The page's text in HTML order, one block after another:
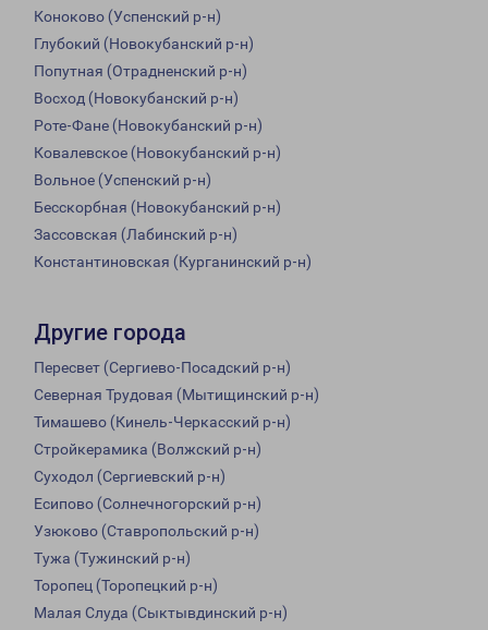
Коноково (Успенский р-н)
Глубокий (Новокубанский р-н)
Попутная (Отрадненский р-н)
Восход (Новокубанский р-н)
Роте-Фане (Новокубанский р-н)
Ковалевское (Новокубанский р-н)
Вольное (Успенский р-н)
Бесскорбная (Новокубанский р-н)
Зассовская (Лабинский р-н)
Константиновская (Курганинский р-н)
Другие города
Пересвет (Сергиево-Посадский р-н)
Северная Трудовая (Мытищинский р-н)
Тимашево (Кинель-Черкасский р-н)
Стройкерамика (Волжский р-н)
Суходол (Сергиевский р-н)
Есипово (Солнечногорский р-н)
Узюково (Ставропольский р-н)
Тужа (Тужинский р-н)
Торопец (Торопецкий р-н)
Малая Слуда (Сыктывдинский р-н)